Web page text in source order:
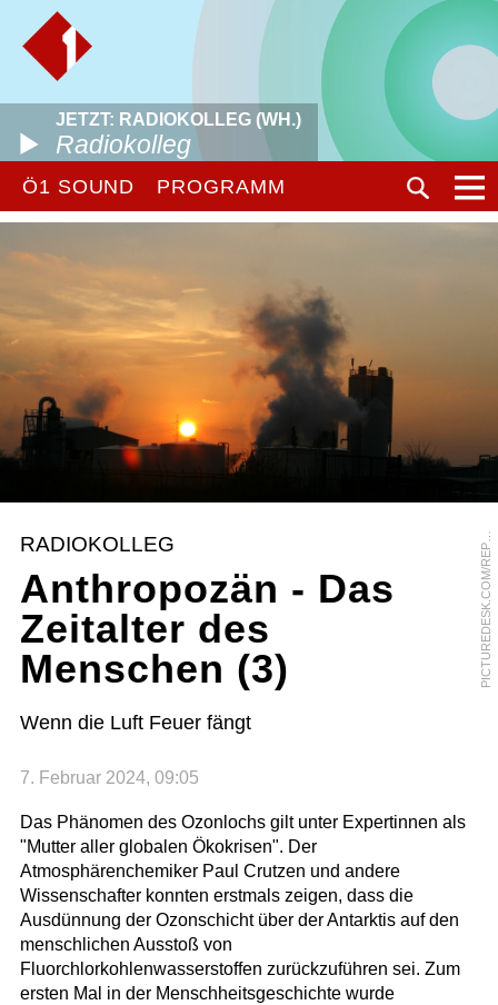
JETZT: RADIOKOLLEG (WH.)
Radiokolleg
Ö1 SOUND PROGRAMM
P
I
C
T
U
R
E
D
E
S
K
.
C
O
M
/
R
E
P
O
R
T
E
R
S
/
F
R
E
D
G
U
E
R
D
I
N
RADIOKOLLEG
Anthropozän - Das
Zeitalter des
Menschen (3)
Wenn die Luft Feuer fängt
7. Februar 2024, 09:05
Das Phänomen des Ozonlochs gilt unter Expertinnen als
"Mutter aller globalen Ökokrisen". Der
Atmosphärenchemiker Paul Crutzen und andere
Wissenschafter konnten erstmals zeigen, dass die
Ausdünnung der Ozonschicht über der Antarktis auf den
menschlichen Ausstoß von
Fluorchlorkohlenwasserstoffen zurückzuführen sei. Zum
ersten Mal in der Menschheitsgeschichte wurde